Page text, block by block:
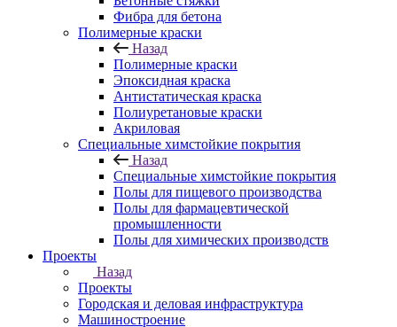
Фибра для бетона
Полимерные краски
Назад
Полимерные краски
Эпоксидная краска
Антистатическая краска
Полиуретановые краски
Акриловая
Специальные химстойкие покрытия
Назад
Специальные химстойкие покрытия
Полы для пищевого производства
Полы для фармацевтической
промышленности
Полы для химических производств
Проекты
Назад
Проекты
Городская и деловая инфраструктура
Машиностроение